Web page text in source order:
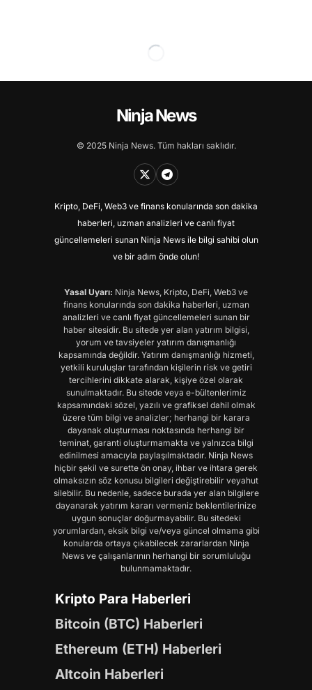
Ninja News
© 2025 Ninja News. Tüm hakları saklıdır.
Kripto, DeFi, Web3 ve finans konularında son dakika
haberleri, uzman analizleri ve canlı fiyat
güncellemeleri sunan Ninja News ile bilgi sahibi olun
ve bir adım önde olun!
Yasal Uyarı: Ninja News, Kripto, DeFi, Web3 ve
finans konularında son dakika haberleri, uzman
analizleri ve canlı fiyat güncellemeleri sunan bir
haber sitesidir. Bu sitede yer alan yatırım bilgisi,
yorum ve tavsiyeler yatırım danışmanlığı
kapsamında değildir. Yatırım danışmanlığı hizmeti,
yetkili kuruluşlar tarafından kişilerin risk ve getiri
tercihlerini dikkate alarak, kişiye özel olarak
sunulmaktadır. Bu sitede veya e-bültenlerimiz
kapsamındaki sözel, yazılı ve grafiksel dahil olmak
üzere tüm bilgi ve analizler; herhangi bir karara
dayanak oluşturması noktasında herhangi bir
teminat, garanti oluşturmamakta ve yalnızca bilgi
edinilmesi amacıyla paylaşılmaktadır. Ninja News
hiçbir şekil ve surette ön onay, ihbar ve ihtara gerek
olmaksızın söz konusu bilgileri değiştirebilir veyahut
silebilir. Bu nedenle, sadece burada yer alan bilgilere
dayanarak yatırım kararı vermeniz beklentilerinize
uygun sonuçlar doğurmayabilir. Bu sitedeki
yorumlardan, eksik bilgi ve/veya güncel olmama gibi
konularda ortaya çıkabilecek zararlardan Ninja
News ve çalışanlarının herhangi bir sorumluluğu
bulunmamaktadır.
Kripto Para Haberleri
Bitcoin (BTC) Haberleri
Ethereum (ETH) Haberleri
Altcoin Haberleri